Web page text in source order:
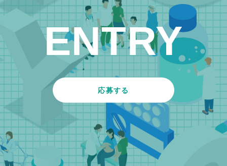
ENTRY
応募する